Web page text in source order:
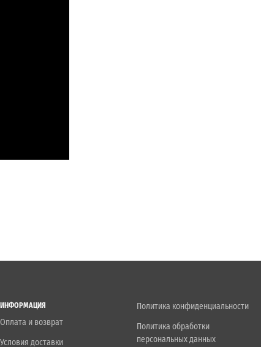
ИНФОРМАЦИЯ
Оплата и возврат
Условия доставки
Политика конфиденциальности
Политика обработки
персональных данных